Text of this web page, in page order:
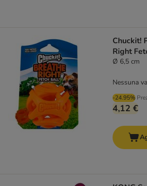
Chuckit!
Right
Ø 6,5 cm
-24.95%
4,12 €
Nessuna